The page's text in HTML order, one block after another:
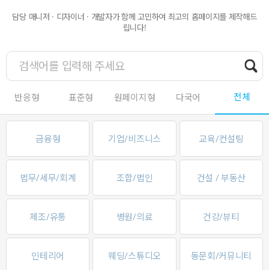
담당 매니저 · 디자이너 · 개발자가 함께 고민하여 최고의 홈페이지를 제작해드
립니다!
반응형 표준형 원페이지형 다국어 전체
금융형 기업/비즈니스 교육/컨설팅
법무/세무/회계 조합/법인 건설 / 부동산
제조/유통 병원/의료 건강/뷰티
인테리어 웨딩/스튜디오 동문회/커뮤니티